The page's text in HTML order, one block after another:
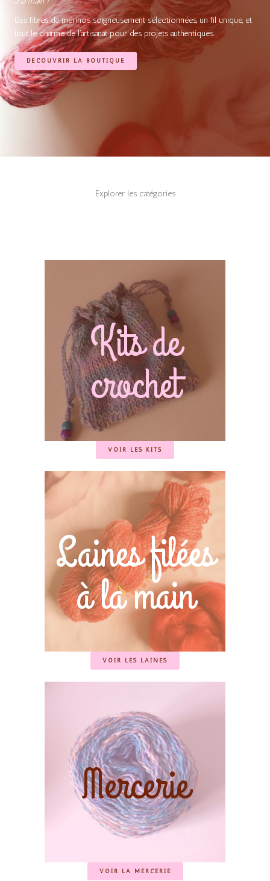
Des fibres de mérinos soigneusement sélectionnées, un fil unique, et
tout le charme de l’artisanat pour des projets authentiques.
DÉCOUVRIR LA BOUTIQUE
Explorer les catégories
Kits de
crochet
VOIR LES KITS
Laines filées
à la main
VOIR LES LAINES
Mercerie
VOIR LA MERCERIE